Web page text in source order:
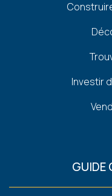
Investir
GUIDE